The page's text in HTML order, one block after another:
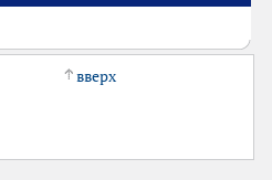
вверх